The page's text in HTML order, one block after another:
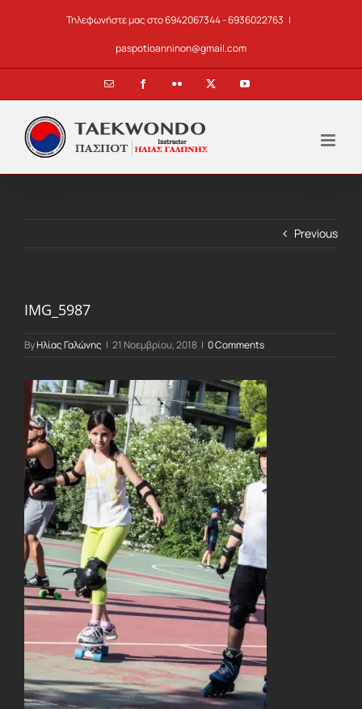
Τηλεφωνήστε μας στο 6942067344 - 6936022763 |
paspotioanninon@gmail.com
Email FacebookFlickr YouTube
Previous
IMG_5987
ByΗλίας Γαλώνης | 21 Νοεμβρίου, 2018 | 0 Comments